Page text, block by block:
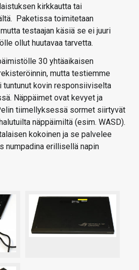
kirkkautta tai
Paketissa toimitetaan
testaajan käsiä se ei juuri
ollut huutavaa tarvetta.
30 yhtäaikaisen
mutta testiemme
tuntunut kovin responsiiviselta
Näppäimet ovat kevyet ja
tiimellyksessä sormet siirtyvät
näppäimiltä (esim. WASD).
kokoinen ja se palvelee
numpadina erillisellä napin